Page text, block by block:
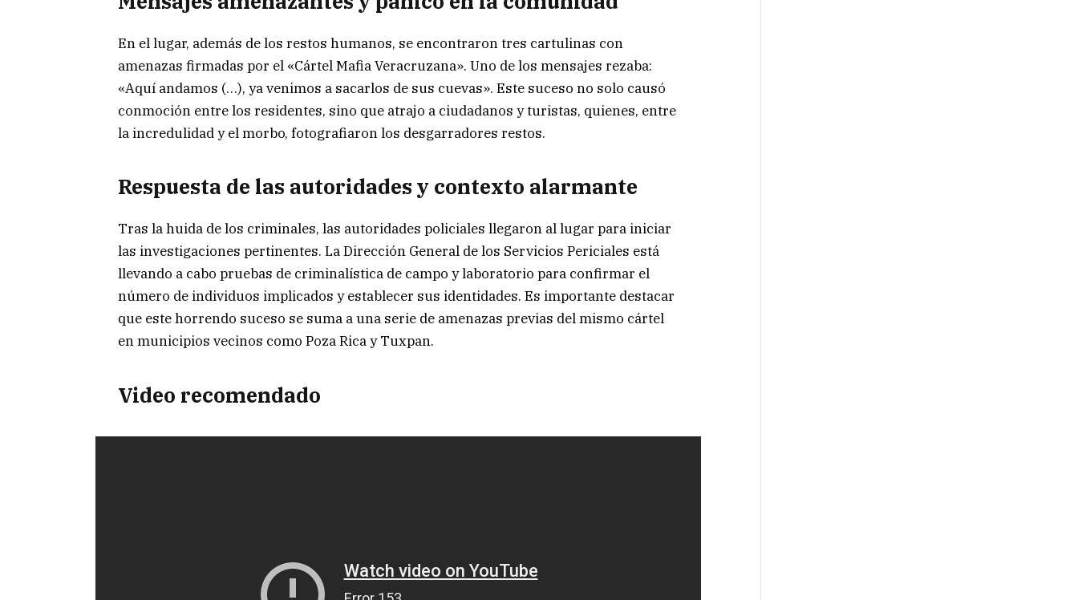
En el lugar, además de los restos humanos, se encontraron tres cartulinas con
amenazas firmadas por el «Cártel Mafia Veracruzana». Uno de los mensajes rezaba:
«Aquí andamos (…), ya venimos a sacarlos de sus cuevas». Este suceso no solo causó
conmoción entre los residentes, sino que atrajo a ciudadanos y turistas, quienes, entre
la incredulidad y el morbo, fotografiaron los desgarradores restos.
Respuesta de las autoridades y contexto alarmante
Tras la huida de los criminales, las autoridades policiales llegaron al lugar para iniciar
las investigaciones pertinentes. La Dirección General de los Servicios Periciales está
llevando a cabo pruebas de criminalística de campo y laboratorio para confirmar el
número de individuos implicados y establecer sus identidades. Es importante destacar
que este horrendo suceso se suma a una serie de amenazas previas del mismo cártel
en municipios vecinos como Poza Rica y Tuxpan.
Video recomendado